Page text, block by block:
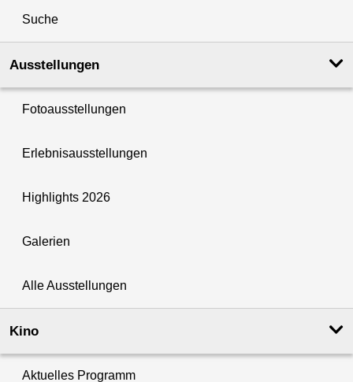
Suche
Ausstellungen
Fotoausstellungen
Erlebnisausstellungen
Highlights 2026
Galerien
Alle Ausstellungen
Kino
Aktuelles Programm